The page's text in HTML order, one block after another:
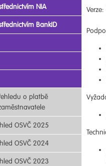
NIA
BankID
o platbě
OSVČ 2025
OSVČ 2024
OSVČ 2023